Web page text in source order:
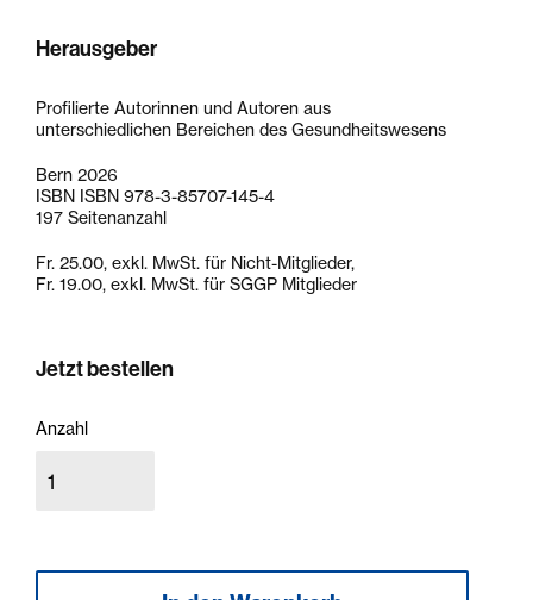
Herausgeber
Profilierte Autorinnen und Autoren aus
unterschiedlichen Bereichen des Gesundheitswesens
Bern 2026
ISBN ISBN 978-3-85707-145-4
197 Seitenanzahl
Fr. 25.00, exkl. MwSt. für Nicht-Mitglieder,
Fr. 19.00, exkl. MwSt. für SGGP Mitglieder
Jetzt bestellen
Anzahl